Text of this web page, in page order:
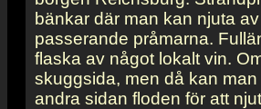
bänkar där man kan njuta
passerande pråmarna.
flaska av något lokalt vin.
skuggsida, men då kan
andra sidan floden för att